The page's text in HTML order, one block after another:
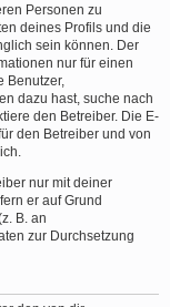
Personen zu
deines Profils und die
sein können. Der
nur für einen
Benutzer,
dazu hast, suche nach
den Betreiber. Die E-
den Betreiber und von
nur mit deiner
er auf Grund
B. an
zur Durchsetzung